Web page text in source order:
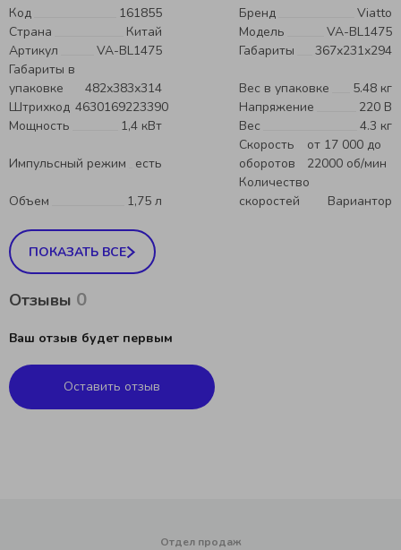
Код 161855 Бренд
Viatto
Страна
Китай Модель
VA-BL1475
Артикул
VA-BL1475 Габариты
367х231х294
Габариты в
упаковке
482х383х314 Вес в упаковке
5.48 кг
Штрихкод 4630169223390 Напряжение
220 В
Мощность
1,4 кВт Вес 4.3 кг
Импульсный режим есть
Скорость
оборотов
от 17 000 до
22000 об/мин
Объем 1,75 л
Количество
скоростей
Вариантор
ПОКАЗАТЬ ВСЕ
Отзывы 0
Ваш отзыв будет первым
Оставить отзыв
Отдел продаж